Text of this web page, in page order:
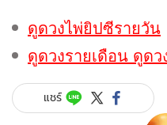
ดูดวงไพ่ยิปซีรายวัน
ดูดวงรายเดือน ดูด
แชร์